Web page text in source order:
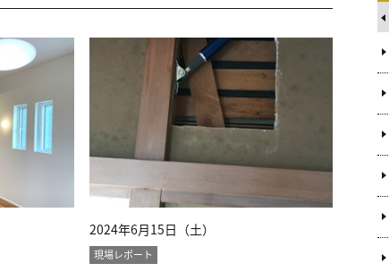
2024年6月15日（土）
現場レポート